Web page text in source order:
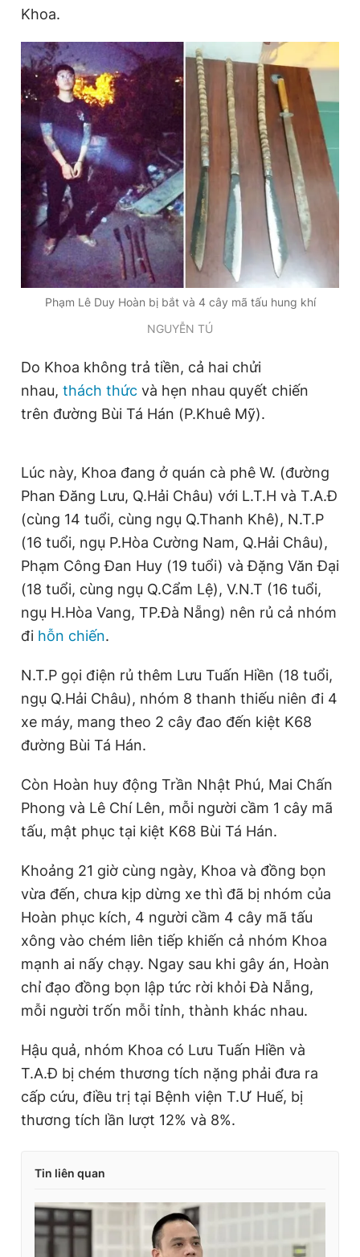
Hotline
Đặt báo Quảng cáo RSS Tòa soạn Chính sách bảo
Tổng biên tập: Nguyễn Ngọc Toàn
Phó tổng biên tập thường trực: Hải Thành
Phó tổng biên tập: Lâm Hiếu Dũng
Phó tổng biên tập: Trần Việt Hưng
Tổng thư ký tòa soạn: Đức Trung
Giấy phép xuất bản số 110/GP - BTTTT cấp ngày 24.3.2020
© 2003-2026 Bản quyền thuộc về Báo Thanh Niên. Cấm sao
chép dưới mọi hình thức nếu không có sự chấp thuận bằng văn
bản. Phát triển bởi ePi Technologies, JSC.
Khoa.
Phạm Lê Duy Hoàn bị bắt và 4 cây mã tấu hung khí
NGUYỄN TÚ
Do Khoa không trả tiền, cả hai chửi
nhau, thách thức và hẹn nhau quyết chiến
trên đường Bùi Tá Hán (P.Khuê Mỹ).
Lúc này, Khoa đang ở quán cà phê W. (đường
Phan Đăng Lưu, Q.Hải Châu) với L.T.H và T.A.Đ
(cùng 14 tuổi, cùng ngụ Q.Thanh Khê), N.T.P
(16 tuổi, ngụ P.Hòa Cường Nam, Q.Hải Châu),
Phạm Công Đan Huy (19 tuổi) và Đặng Văn Đại
(18 tuổi, cùng ngụ Q.Cẩm Lệ), V.N.T (16 tuổi,
ngụ H.Hòa Vang, TP.Đà Nẵng) nên rủ cả nhóm
đi hỗn chiến.
N.T.P gọi điện rủ thêm Lưu Tuấn Hiền (18 tuổi,
ngụ Q.Hải Châu), nhóm 8 thanh thiếu niên đi 4
xe máy, mang theo 2 cây đao đến kiệt K68
đường Bùi Tá Hán.
Còn Hoàn huy động Trần Nhật Phú, Mai Chấn
Phong và Lê Chí Lên, mỗi người cầm 1 cây mã
tấu, mật phục tại kiệt K68 Bùi Tá Hán.
Khoảng 21 giờ cùng ngày, Khoa và đồng bọn
vừa đến, chưa kịp dừng xe thì đã bị nhóm của
Hoàn phục kích, 4 người cầm 4 cây mã tấu
xông vào chém liên tiếp khiến cả nhóm Khoa
mạnh ai nấy chạy. Ngay sau khi gây án, Hoàn
chỉ đạo đồng bọn lập tức rời khỏi Đà Nẵng,
mỗi người trốn mỗi tỉnh, thành khác nhau.
Hậu quả, nhóm Khoa có Lưu Tuấn Hiền và
T.A.Đ bị chém thương tích nặng phải đưa ra
cấp cứu, điều trị tại Bệnh viện T.Ư Huế, bị
thương tích lần lượt 12% và 8%.
Tin liên quan